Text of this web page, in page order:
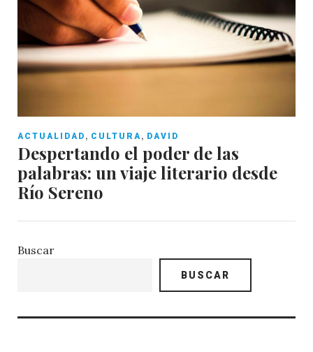
ACTUALIDAD , CULTURA, DAVID
Despertando el poder de las
palabras: un viaje literario desde
Río Sereno
Buscar
BUSCAR